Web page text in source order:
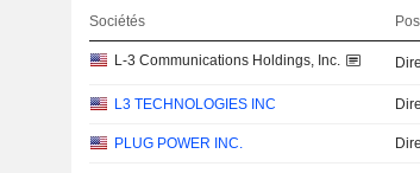
Sociétés
L-3 Communications Holdings, Inc.
L3 TECHNOLOGIES INC
PLUG POWER INC.